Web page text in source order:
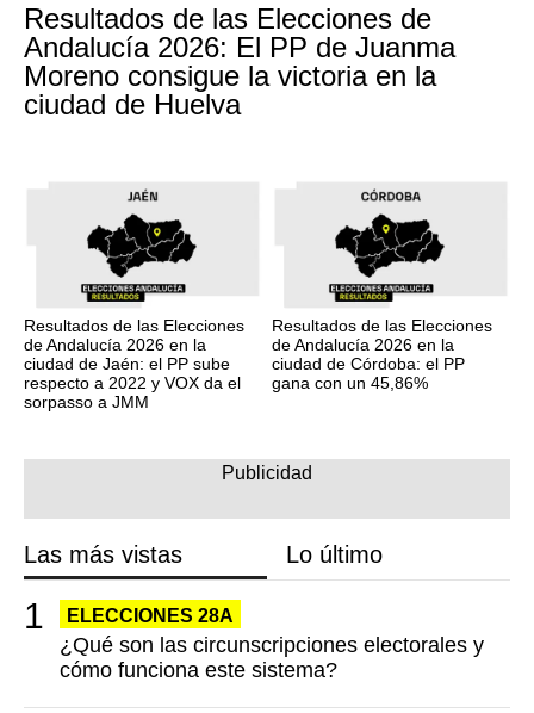
Resultados de las Elecciones de
Andalucía 2026: El PP de Juanma
Moreno consigue la victoria en la
ciudad de Huelva
Resultados de las Elecciones
de Andalucía 2026 en la
ciudad de Jaén: el PP sube
respecto a 2022 y VOX da el
sorpasso a JMM
Resultados de las Elecciones
de Andalucía 2026 en la
ciudad de Córdoba: el PP
gana con un 45,86%
Las más vistas Lo último
ELECCIONES 28A
¿Qué son las circunscripciones electorales y
cómo funciona este sistema?